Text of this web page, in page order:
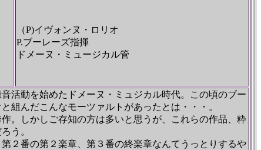
（P)イヴォンヌ・ロリオ
P.ブーレーズ指揮
ドメーヌ・ミュージカル管
活動を始めたドメーヌ・ミュジカル時代。この頃のブー
組んだこんなモーツァルトがあったとは・・・。
。しかしご存知の方は多いと思うが、これらの作品、粋
う。
２番の第２楽章、第３番の終楽章なんてうっとりするや